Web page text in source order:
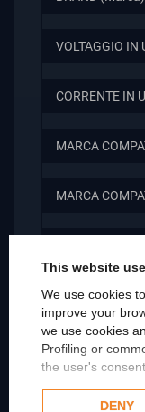
This website
We use cookies
improve your
we use cookies
Profiling or
the user's
Google uses
DENY
VOLTAGGIO IN
CORRENTE IN
MARCA
MARCA
LINEA
LINEA
MODELLO